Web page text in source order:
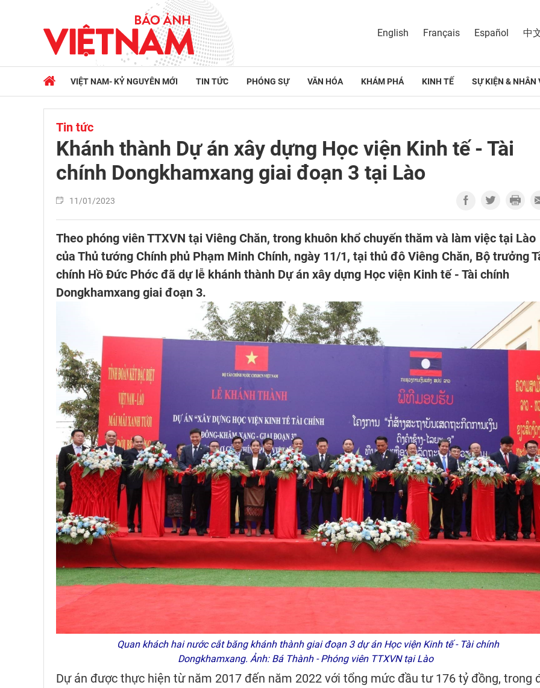
English Français Español 中
VIỆT NAM- KỶ NGUYÊN MỚI TIN TỨC PHÓNG SỰ VĂN HÓA KHÁM PHÁ KINH TẾ SỰ KIỆN & NHÂN
Tin tức
Khánh thành Dự án xây dựng Học viện Kinh tế - Tài
chính Dongkhamxang giai đoạn 3 tại Lào
11/01/2023
Theo phóng viên TTXVN tại Viêng Chăn, trong khuôn khổ chuyến thăm và làm việc tại Lào
của Thủ tướng Chính phủ Phạm Minh Chính, ngày 11/1, tại thủ đô Viêng Chăn, Bộ trưởng
chính Hồ Đức Phớc đã dự lễ khánh thành Dự án xây dựng Học viện Kinh tế - Tài chính
Dongkhamxang giai đoạn 3.
Quan khách hai nước cắt băng khánh thành giai đoạn 3 dự án Học viện Kinh tế - Tài chính
Dongkhamxang. Ảnh: Bá Thành - Phóng viên TTXVN tại Lào
Dự án được thực hiện từ năm 2017 đến năm 2022 với tổng mức đầu tư 176 tỷ đồng, trong